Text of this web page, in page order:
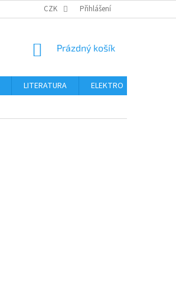
CZK Přihlášení
NÁKUPNÍ
Prázdný košík
LITERATURA ELEKTRO